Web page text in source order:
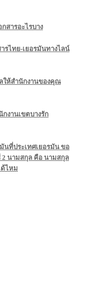
สารอะไรบาง
รไทย-เยอรมันทางไลน์
ให้สำนักงานของคุณ
งานเขตบางรัก
นที่ประเทศเยอรมัน ขอ
นามสกุล คือ นามสกุล
ด้ไหม